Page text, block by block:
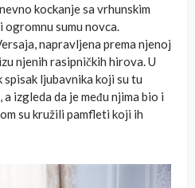
kockanje sa vrhunskim
ogromnu sumu novca.
napravljena prema njenoj
njenih rasipničkih hirova. U
ljubavnika koji su tu
izgleda da je među njima bio i
su kružili pamfleti koji ih